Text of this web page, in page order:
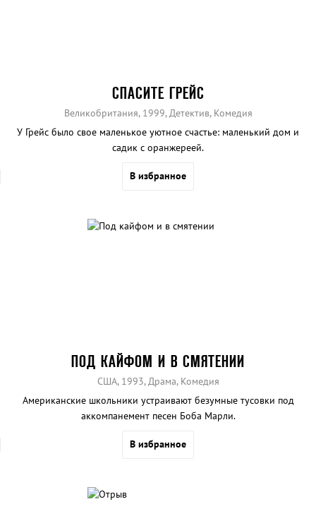
СПАСИТЕ ГРЕЙС
Великобритания, 1999, Детектив, Комедия
У Грейс было свое маленькое уютное счастье: маленький дом и
садик с оранжереей.
В избранное
ПОД КАЙФОМ И В СМЯТЕНИИ
США, 1993, Драма, Комедия
Американские школьники устраивают безумные тусовки под
аккомпанемент песен Боба Марли.
В избранное